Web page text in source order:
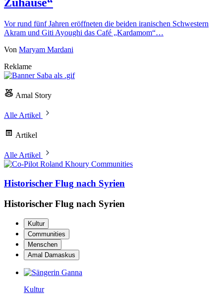
Vor rund fünf Jahren eröffneten die beiden iranischen Schwestern
Akram und Giti Ayoughi das Café „Kardamom“…
Von Maryam Mardani
Reklame
Amal Story
Alle Artikel
Artikel
Alle Artikel
Communities
Historischer Flug nach Syrien
Historischer Flug nach Syrien
Kultur
Communities
Menschen
Amal Damaskus
Kultur